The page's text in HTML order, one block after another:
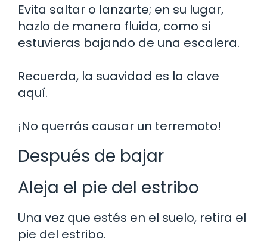
Evita saltar o lanzarte; en su lugar,
hazlo de manera fluida, como si
estuvieras bajando de una escalera.
Recuerda, la suavidad es la clave
aquí.
¡No querrás causar un terremoto!
Después de bajar
Aleja el pie del estribo
Una vez que estés en el suelo, retira el
pie del estribo.